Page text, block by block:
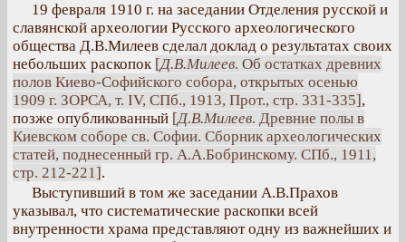
19 февраля 1910 г. на заседании Отделения русской и
славянской археологии Русского археологического
общества Д.В.Милеев сделал доклад о результатах своих
небольших раскопок [Д.В.Милеев. Об остатках древних
полов Киево-Софийского собора, открытых осенью
1909 г. ЗОРСА, т. IV, СПб., 1913, Прот., стр. 331-335],
позже опубликованный [Д.В.Милеев. Древние полы в
Киевском соборе св. Софии. Сборник археологических
статей, поднесенный гр. А.А.Бобринскому. СПб., 1911,
стр. 212-221].
Выступивший в том же заседании А.В.Прахов
указывал, что систематические раскопки всей
внутренности храма представляют одну из важнейших и